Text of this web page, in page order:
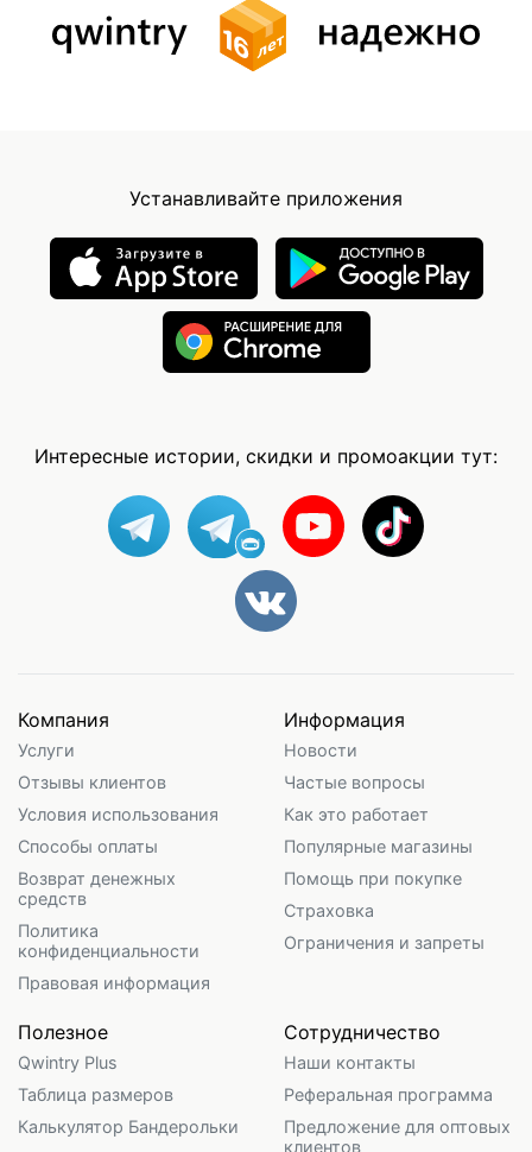
Устанавливайте приложения
Интересные истории, скидки и промоакции тут:
Компания
Услуги
Отзывы клиентов
Условия использования
Способы оплаты
Возврат денежных
средств
Политика
конфиденциальности
Правовая информация
Информация
Новости
Частые вопросы
Как это работает
Популярные магазины
Помощь при покупке
Страховка
Ограничения и запреты
Полезное
Qwintry Plus
Таблица размеров
Калькулятор Бандерольки
Сотрудничество
Наши контакты
Реферальная программа
Предложение для оптовых
клиентов